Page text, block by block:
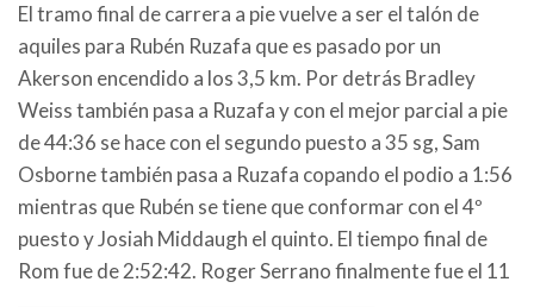
El tramo final de carrera a pie vuelve a ser el talón de
aquiles para Rubén Ruzafa que es pasado por un
Akerson encendido a los 3,5 km. Por detrás Bradley
Weiss también pasa a Ruzafa y con el mejor parcial a pie
de 44:36 se hace con el segundo puesto a 35 sg, Sam
Osborne también pasa a Ruzafa copando el podio a 1:56
mientras que Rubén se tiene que conformar con el 4º
puesto y Josiah Middaugh el quinto. El tiempo final de
Rom fue de 2:52:42. Roger Serrano finalmente fue el 11